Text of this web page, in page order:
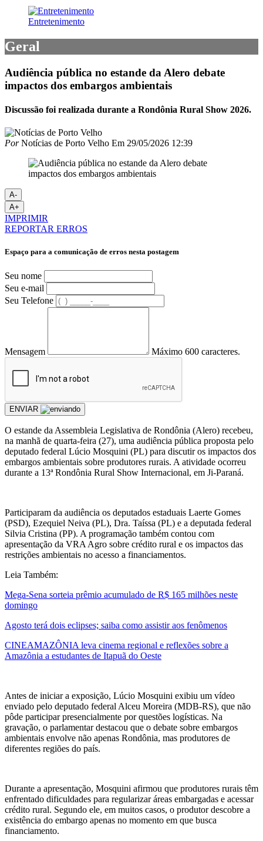
Entretenimento
Geral
Audiência pública no estande da Alero debate
impactos dos embargos ambientais
Discussão foi realizada durante a Rondônia Rural Show 2026.
PorNotícias de Porto Velho Em 29/05/2026 12:39
A-
A+
IMPRIMIR
REPORTAR ERROS
Espaço para a comunicação de erros nesta postagem
Seu nome
Seu e-mail
Seu Telefone
Mensagem Máximo 600 caracteres.
ENVIAR
O estande da Assembleia Legislativa de Rondônia (Alero) recebeu,
na manhã de quarta-feira (27), uma audiência pública proposta pelo
deputado federal Lúcio Mosquini (PL) para discutir os impactos dos
embargos ambientais sobre produtores rurais. A atividade ocorreu
durante a 13ª Rondônia Rural Show Internacional, em Ji-Paraná.
Participaram da audiência os deputados estaduais Laerte Gomes
(PSD), Ezequiel Neiva (PL), Dra. Taíssa (PL) e a deputada federal
Silvia Cristina (PP). A programação também contou com
apresentação da VRA Agro sobre crédito rural e os impactos das
restrições ambientais no acesso a financiamentos.
Leia Também:
Mega-Sena sorteia prêmio acumulado de R$ 165 milhões neste
domingo
Agosto terá dois eclipses; saiba como assistir aos fenômenos
CINEAMAZÔNIA leva cinema regional e reflexões sobre a
Amazônia a estudantes de Itapuã do Oeste
Antes de iniciar a exposição, Lúcio Mosquini exibiu um vídeo
enviado pelo deputado federal Alceu Moreira (MDB-RS), que não
pôde participar presencialmente por questões logísticas. Na
gravação, o parlamentar destacou que o debate sobre embargos
ambientais envolve não apenas Rondônia, mas produtores de
diferentes regiões do país.
Durante a apresentação, Mosquini afirmou que produtores rurais têm
enfrentado dificuldades para regularizar áreas embargadas e acessar
crédito rural. Segundo ele, em muitos casos, o produtor descobre a
existência do embargo apenas no momento em que busca
financiamento.